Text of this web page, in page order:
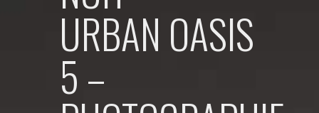
URBAN OASIS
5 –